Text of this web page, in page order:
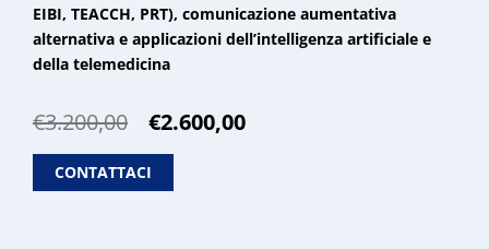
EIBI, TEACCH, PRT), comunicazione aumentativa
alternativa e applicazioni dell’intelligenza artificiale e
della telemedicina
€3.200,00
Il
originale
era:
€2.600,00Il
CONTATTACI